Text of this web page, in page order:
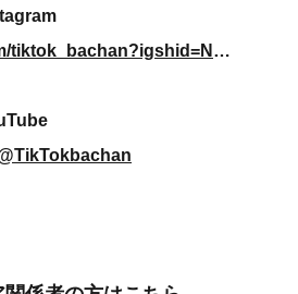
https://instagram.com/tiktok_bachan?igshid=NTc4MTIwNjQ2YQ==